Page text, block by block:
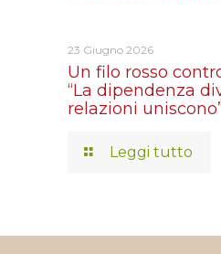
23 Giugno 2026
Un filo rosso
“La dipendenza
relazioni
Leggi tutto